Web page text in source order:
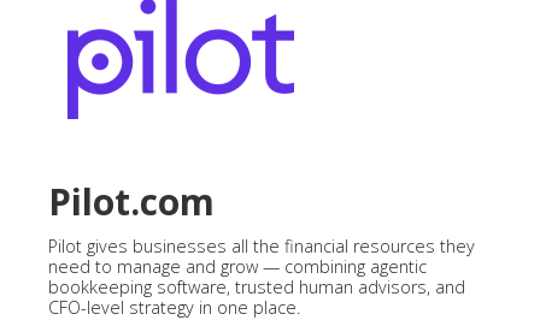
Pilot.com
Pilot gives businesses all the financial resources they
need to manage and grow — combining agentic
bookkeeping software, trusted human advisors, and
CFO-level strategy in one place.